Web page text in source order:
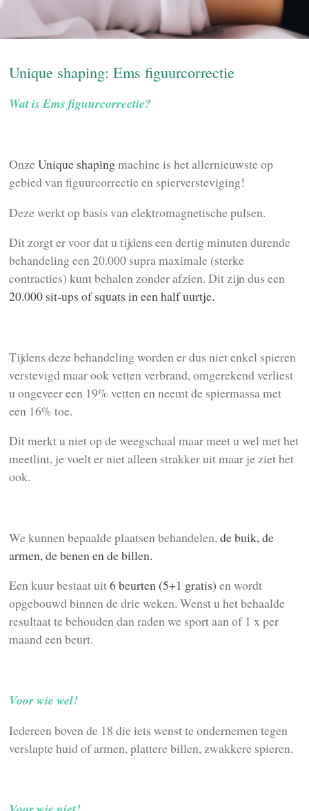
Unique shaping: Ems figuurcorrectie
Wat is Ems figuurcorrectie?
OnzeUnique shapingmachine is het allernieuwste op
gebied van figuurcorrectie en spierversteviging!
Deze werkt op basis van elektromagnetische pulsen.
Dit zorgt er voor dat u tijdens een dertig minuten durende
behandeling een 20.000 supra maximale (sterke
contracties) kunt behalen zonder afzien. Dit zijn dus een
20.000 sit-ups of squats in een half uurtje.
Tijdens deze behandeling worden er dus niet enkel spieren
verstevigd maar ook vetten verbrand, omgerekend verliest
u ongeveer een 19% vetten en neemt de spiermassa met
een 16% toe.
Dit merkt u niet op de weegschaal maar meet u wel met het
meetlint, je voelt er niet alleen strakker uit maar je ziet het
ook.
We kunnen bepaalde plaatsen behandelen, de buik, de
armen, de benen en de billen.
Een kuur bestaat uit6 beurten (5+1 gratis) en wordt
opgebouwd binnen de drie weken. Wenst u het behaalde
resultaat te behouden dan raden we sport aan of 1 x per
maand een beurt.
Voor wie wel!
Iedereen boven de 18 die iets wenst te ondernemen tegen
verslapte huid of armen, plattere billen, zwakkere spieren.